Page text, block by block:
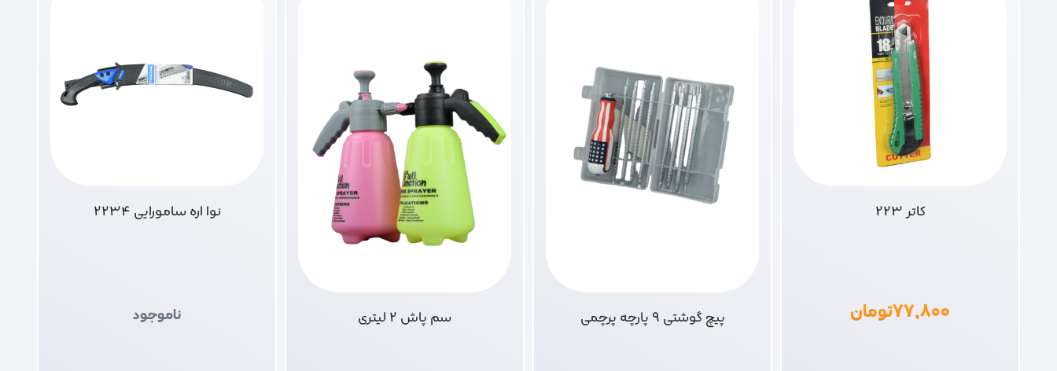
کاتر 223
۷۷,۸۰۰تومان پیچ گوشتی 9 پارچه پرچمی سم پاش 2 لیتری
نوا اره سامورایی 2234
ناموجود